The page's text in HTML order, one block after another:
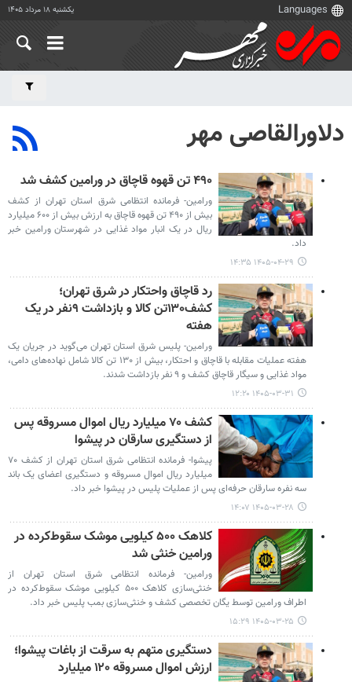
یکشنبه ۱۸ مرداد ۱۴۰۵
دلاورالقاصی مهر
۴۹۰ تن قهوه قاچاق در ورامین کشف شد
ورامین- فرمانده انتظامی شرق استان تهران از کشف
بیش از ۴۹۰ تن قهوه قاچاق به ارزش بیش از ۶۰۰ میلیارد
ریال در یک انبار مواد غذایی در شهرستان ورامین خبر
داد.
۱۴۰۵-۰۴-۲۹ ۱۴:۳۵
رد قاچاق واحتکار در شرق تهران؛
کشف۱۳۰تن کالا و بازداشت ۹نفر در یک
هفته
ورامین- پلیس شرق استان تهران می‌گوید در جریان یک
هفته عملیات مقابله با قاچاق و احتکار، بیش از ۱۳۰ تن کالا شامل نهاده‌های دامی،
مواد غذایی و سیگار قاچاق کشف و ۹ نفر بازداشت شدند.
۱۴۰۵-۰۳-۳۱ ۱۲:۲۰
کشف ۷۰ میلیارد ریال اموال مسروقه پس
از دستگیری سارقان در پیشوا
پیشوا- فرمانده انتظامی شرق استان تهران از کشف ۷۰
میلیارد ریال اموال مسروقه و دستگیری اعضای یک باند
سه نفره سارقان حرفه‌ای پس از عملیات پلیس در پیشوا خبر داد.
۱۴۰۵-۰۳-۲۸ ۱۴:۰۷
کلاهک ۵۰۰ کیلویی موشک سقوط‌کرده در
ورامین خنثی شد
ورامین- فرمانده انتظامی شرق استان تهران از
خنثی‌سازی کلاهک ۵۰۰ کیلویی موشک سقوط‌کرده در
اطراف ورامین توسط یگان تخصصی کشف و خنثی‌سازی بمب پلیس خبر داد.
۱۴۰۵-۰۳-۲۵ ۱۵:۲۹
دستگیری متهم به سرقت از باغات پیشوا؛
ارزش اموال مسروقه ۱۲۰ میلیارد